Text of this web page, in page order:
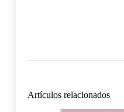
Artículos relacionados